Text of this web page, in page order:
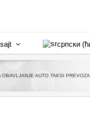
српски
AUTO TAKSI